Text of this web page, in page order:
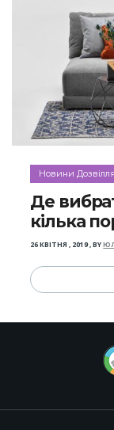
Новини Дозвілля
Де
кілька
26 КВІТНЯ , 2019,BY